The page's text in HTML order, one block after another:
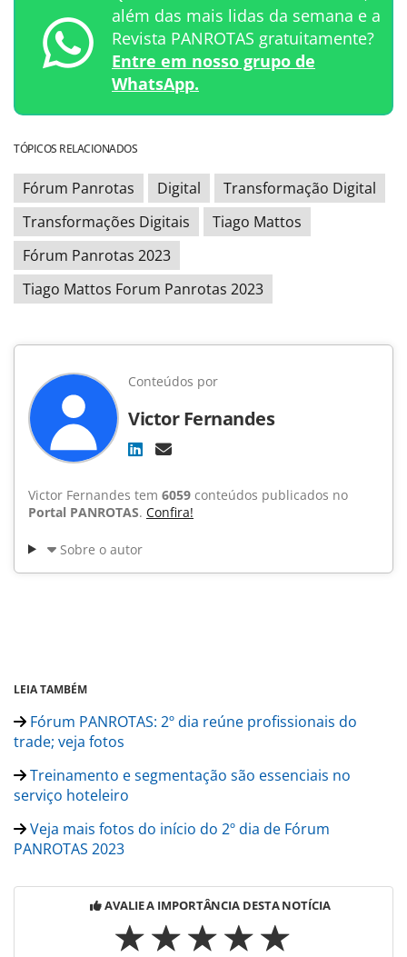
além das mais lidas da semana e a
Revista PANROTAS gratuitamente?
Entre em nosso grupo de
WhatsApp.
TÓPICOS RELACIONADOS
Fórum Panrotas Digital
Transformação Digital
Transformações Digitais
Tiago Mattos
Fórum Panrotas 2023
Tiago Mattos Forum Panrotas 2023
Conteúdos por
Victor Fernandes
Victor Fernandes tem 6059 conteúdos publicados no
Portal PANROTAS. Confira!
Sobre o autor
LEIA TAMBÉM
Fórum PANROTAS: 2º dia reúne profissionais do
trade; veja fotos
Treinamento e segmentação são essenciais no
serviço hoteleiro
Veja mais fotos do início do 2º dia de Fórum
PANROTAS 2023
AVALIE A IMPORTÂNCIA DESTA NOTÍCIA